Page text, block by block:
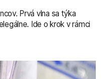
Prvá vlna sa týka
Ide o krok v rámci